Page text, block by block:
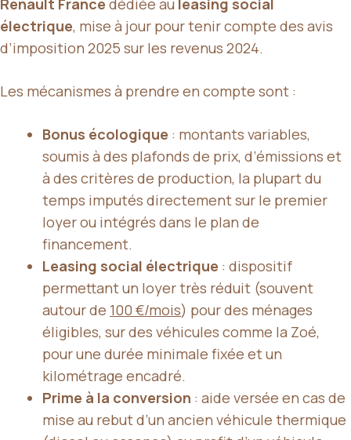
Renault France dédiée au leasing social
électrique, mise à jour pour tenir compte des avis
d’imposition 2025 sur les revenus 2024.
Les mécanismes à prendre en compte sont :
Bonus écologique : montants variables,
soumis à des plafonds de prix, d’émissions et
à des critères de production, la plupart du
temps imputés directement sur le premier
loyer ou intégrés dans le plan de
financement.
Leasing social électrique : dispositif
permettant un loyer très réduit (souvent
autour de 100 €/mois) pour des ménages
éligibles, sur des véhicules comme la Zoé,
pour une durée minimale fixée et un
kilométrage encadré.
Prime à la conversion : aide versée en cas de
mise au rebut d’un ancien véhicule thermique